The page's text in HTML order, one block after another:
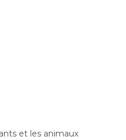
et les animaux